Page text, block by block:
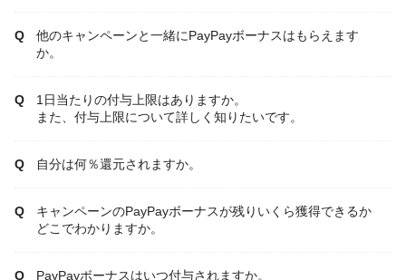
他のキャンペーンと一緒にPayPayボーナスはもらえます
か。
1日当たりの付与上限はありますか。
また、付与上限について詳しく知りたいです。
自分は何％還元されますか。
キャンペーンのPayPayボーナスが残りいくら獲得できるか
どこでわかりますか。
PayPayボーナスはいつ付与されますか。